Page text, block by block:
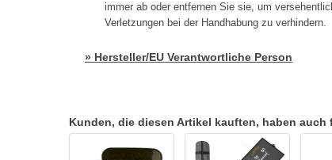
immer ab oder entfernen Sie sie, um
Verletzungen bei der Handhabung zu verhindern.
» Hersteller/EU Verantwortliche Person
Kunden, die diesen Artikel kauften, haben